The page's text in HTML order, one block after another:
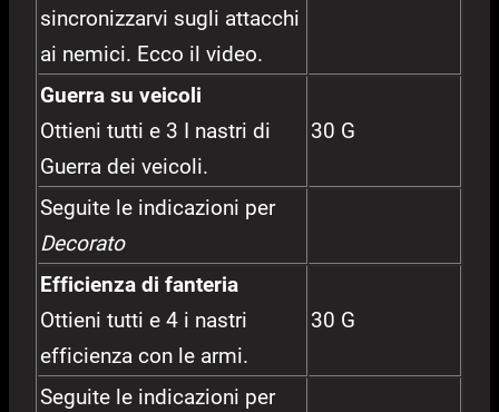
sincronizzarvi sugli attacchi
ai nemici. Ecco il video.
Guerra su veicoli
Ottieni tutti e 3 I nastri di
Guerra dei veicoli.
30 G
Seguite le indicazioni per
Decorato
Efficienza di fanteria
Ottieni tutti e 4 i nastri
efficienza con le armi.
30 G
Seguite le indicazioni per